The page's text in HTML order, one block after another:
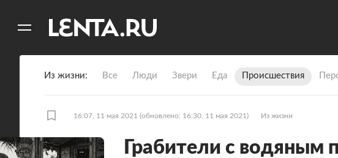
Из жизни Все Люди Звери Еда Происшествия
16:07, 11 мая 2021 (обновлено: 16:30, 11 мая 2021) Из жизни
Грабители с водяным